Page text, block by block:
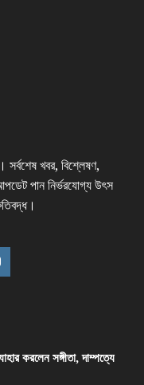
খবর, বিশ্লেষণ,
পান নির্ভরযোগ্য উৎস
করলেন সঙ্গীতা, দাম্পত্যে